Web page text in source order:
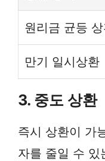
원리금 균등
만기 일시상환
3. 중도 상환
즉시 상환이 가
자를 줄일 수 있